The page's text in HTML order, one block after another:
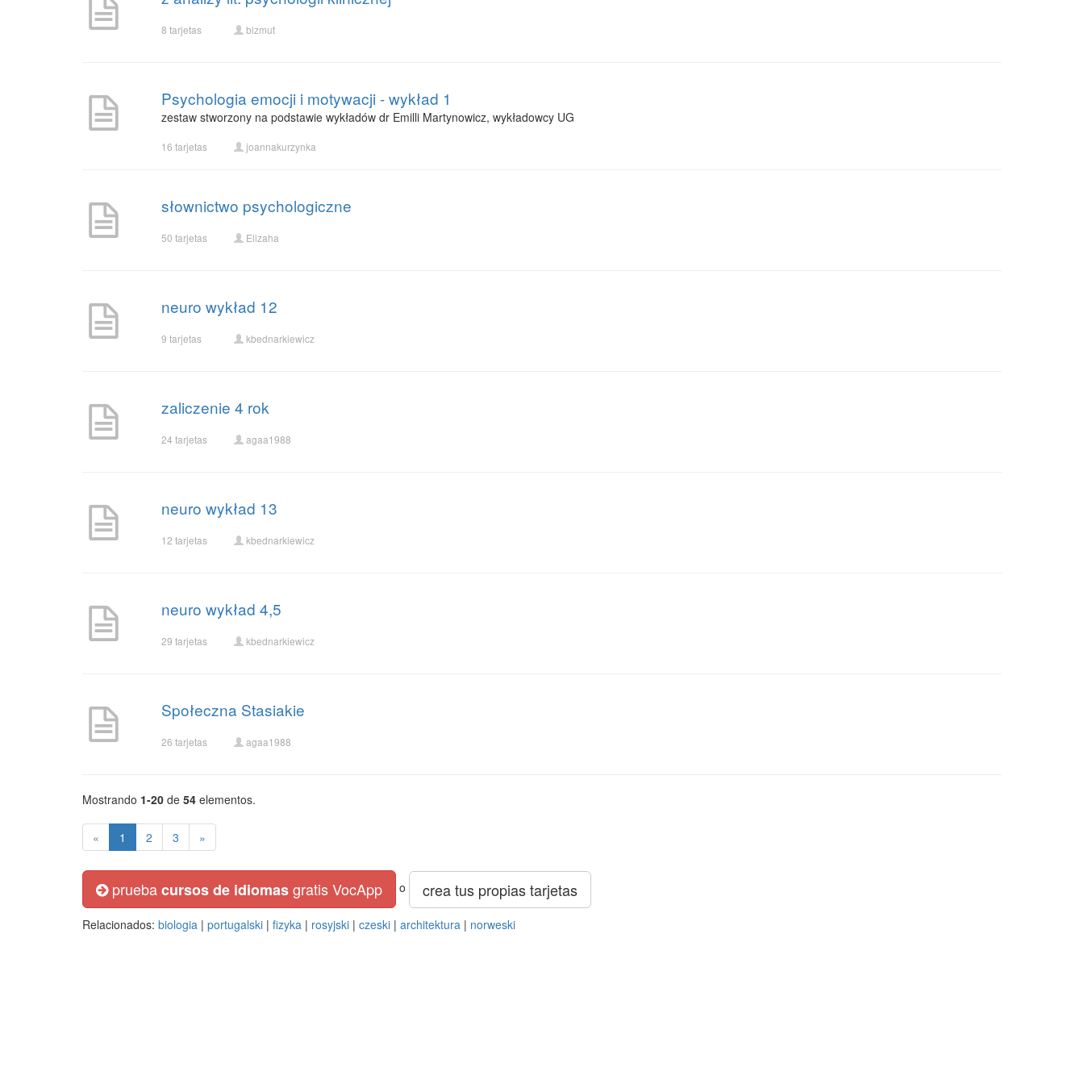
8 tarjetas bizmut
Psychologia emocji i motywacji - wykład 1
zestaw stworzony na podstawie wykładów dr Emilli Martynowicz, wykładowcy UG
16 tarjetas joannakurzynka
słownictwo psychologiczne
50 tarjetas Elizaha
neuro wykład 12
9 tarjetas kbednarkiewicz
zaliczenie 4 rok
24 tarjetas agaa1988
neuro wykład 13
12 tarjetas kbednarkiewicz
neuro wykład 4,5
29 tarjetas kbednarkiewicz
Społeczna Stasiakie
26 tarjetas agaa1988
Mostrando 1-20 de 54 elementos.
« 1 2 3 »
pruebacursos de idiomasgratis VocApp o crea tus propias tarjetas
Relacionados: biologia | portugalski | fizyka | rosyjski | czeski | architektura | norweski